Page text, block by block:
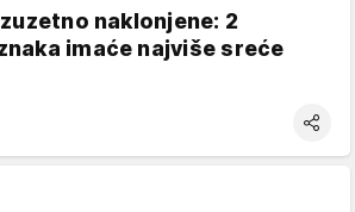
naklonjene: 2
imaće najviše sreće